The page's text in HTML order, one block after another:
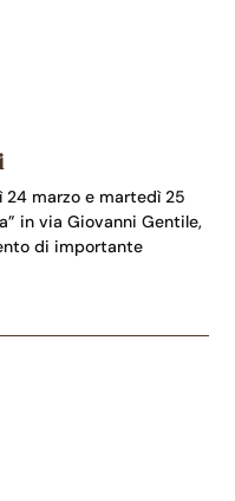
24 marzo e martedì 25
in via Giovanni Gentile,
di importante